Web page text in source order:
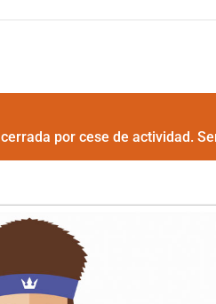
por cese de actividad.